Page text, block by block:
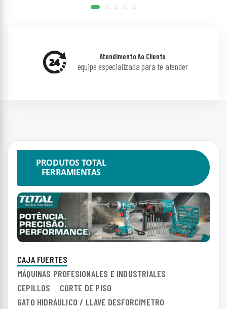
Atendimento Ao Cliente
equipe especializada para te atender
PRODUTOS TOTAL
FERRAMIENTAS
CAJA FUERTES
MÁQUINAS PROFESIONALES E INDUSTRIALES
CEPILLOS
CORTE DE PISO
GATO HIDRÀULICO / LLAVE DESFORCIMETRO